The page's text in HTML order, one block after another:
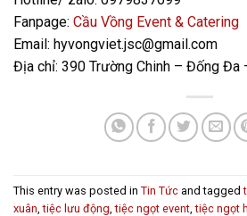
Fanpage: Cầu Vồng Event & Catering
Email: hyvongviet.jsc@gmail.com
Địa chỉ: 390 Trường Chinh – Đống Đa
This entry was posted in Tin Tức and tagged
xuân ,tiệc lưu động ,tiệc ngọt event ,tiệc ngọt